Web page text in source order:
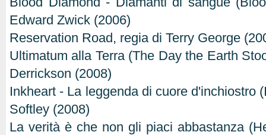
Edward Zwick (2006)
Reservation Road, regia di Terry George
Ultimatum alla Terra (The Day the Earth
Derrickson (2008)
Inkheart - La leggenda di cuore d'inchiostro
Softley (2008)
La verità è che non gli piaci abbastanza